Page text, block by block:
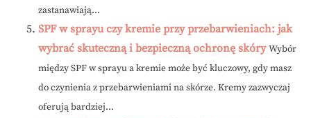
zastanawiają...
SPF w sprayu czy kremie przy przebarwieniach: jak
wybrać skuteczną i bezpieczną ochronę skóry Wybór
między SPF w sprayu a kremie może być kluczowy, gdy masz
do czynienia z przebarwieniami na skórze. Kremy zazwyczaj
oferują bardziej...